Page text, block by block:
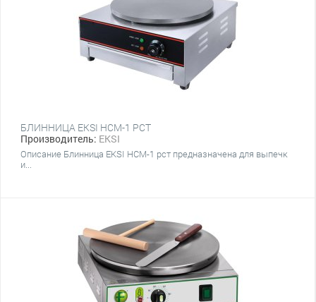
БЛИННИЦА EKSI HCM-1 РСТ
Производитель: EKSI
Описание Блинница EKSI HCM-1 рст предназначена для выпечк
и...